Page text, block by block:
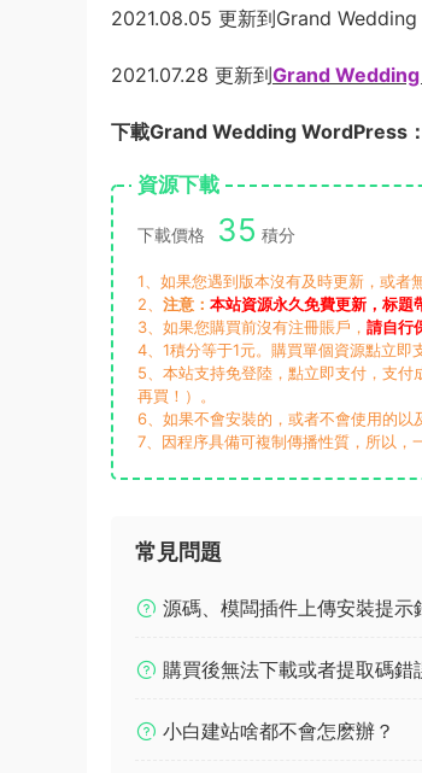
2021.08.05 更新到Grand Wedding
2021.07.28 更新到Grand
下載Grand Wedding WordPress：
資源下載
下載價格 35 積分
1、如果您遇到版本沒有及時更新，或
2、 注意： 本站資源永久免費更新，标題
3、如果您購買前沒有注冊賬戶， 請自行
4、1積分等于1元。購買單個資源點立即
5、本站支持免登陸，點立即支付，支
再買！）。
6、如果不會安裝的，或者不會使用的以
7、因程序具備可複制傳播性質，所以，
常見問題
源碼、模闆插件上傳安裝提示
購買後無法下載或者提取碼錯
小白建站啥都不會怎麽辦？